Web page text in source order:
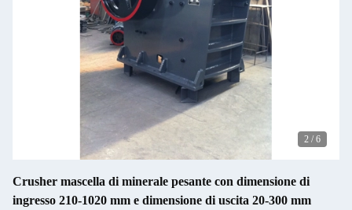
2 / 6
Crusher mascella di minerale pesante con dimensione di
ingresso 210-1020 mm e dimensione di uscita 20-300 mm